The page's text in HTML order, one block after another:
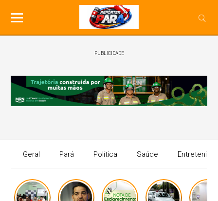
PUBLICIDADE
Geral Pará Política Saúde